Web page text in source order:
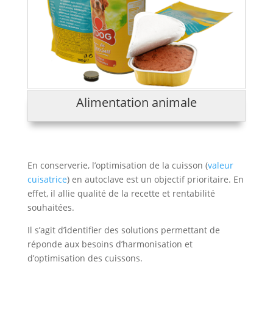
Alimentation animale
En conserverie, l’optimisation de la cuisson (valeur
cuisatrice) en autoclave est un objectif prioritaire. En
effet, il allie qualité de la recette et rentabilité
souhaitées.
Il s’agit d’identifier des solutions permettant de
réponde aux besoins d’harmonisation et
d’optimisation des cuissons.